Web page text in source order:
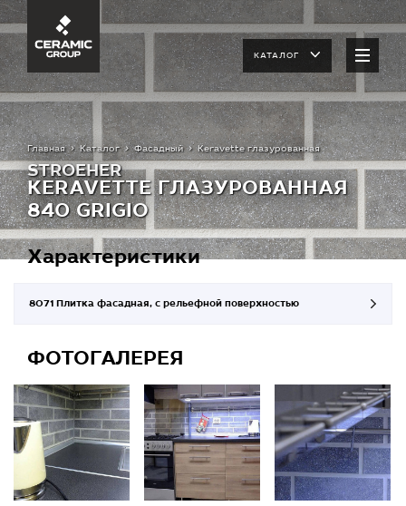
КАТАЛОГ
Главная Каталог Фасадный Keravette глазурованная
STROEHER
KERAVETTE ГЛАЗУРОВАННАЯ
840 GRIGIO
Характеристики
8071 Плитка фасадная, с рельефной поверхностью
ФОТОГАЛЕРЕЯ